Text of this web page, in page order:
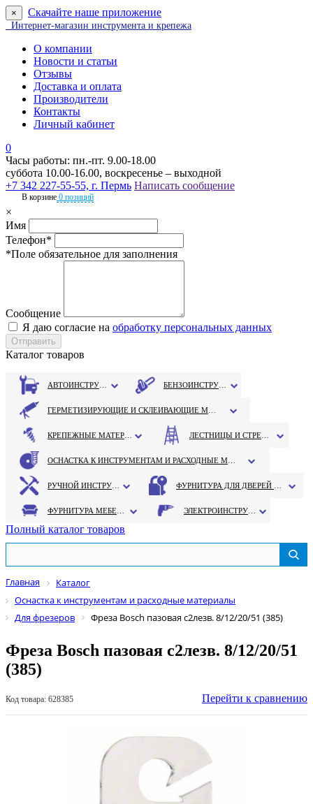
× Скачайте наше приложение
Интернет-магазин инструмента и крепежа
О компании
Новости и статьи
Отзывы
Доставка и оплата
Производители
Контакты
Личный кабинет
0
Часы работы: пн.-пт. 9.00-18.00
суббота 10.00-16.00, воскресенье – выходной
+7 342 227-55-55, г. Пермь Написать сообщение
В корзине 0 позиций
×
Имя
Телефон*
*Поле обязательное для заполнения
Сообщение
Я даю согласие на обработку персональных данных
Каталог товаров
Полный каталог товаров
Главная
Каталог
Оснастка к инструментам и расходные материалы
Для фрезеров
Фреза Bosch пазовая с2лезв. 8/12/20/51 (385)
Фреза Bosch пазовая с2лезв. 8/12/20/51
(385)
Код товара: 628385 Перейти к сравнению